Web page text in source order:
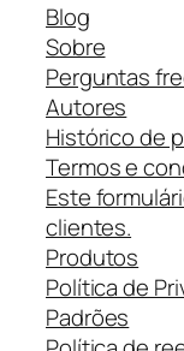
Blog
Sobre
Perguntas
Autores
Histórico de
Termos e
Este
clientes.
Produtos
Política de
Padrões